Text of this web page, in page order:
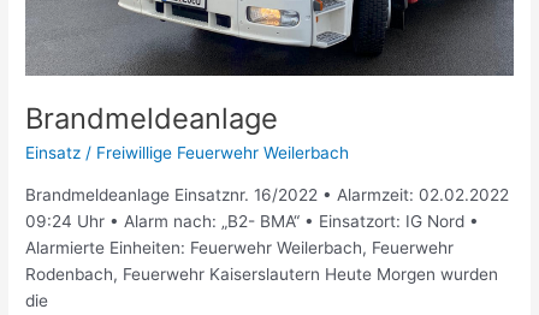
Brandmeldeanlage
Einsatz / Freiwillige Feuerwehr Weilerbach
Brandmeldeanlage Einsatznr. 16/2022 • Alarmzeit: 02.02.2022
09:24 Uhr • Alarm nach: „B2- BMA“ • Einsatzort: IG Nord •
Alarmierte Einheiten: Feuerwehr Weilerbach, Feuerwehr
Rodenbach, Feuerwehr Kaiserslautern Heute Morgen wurden
die